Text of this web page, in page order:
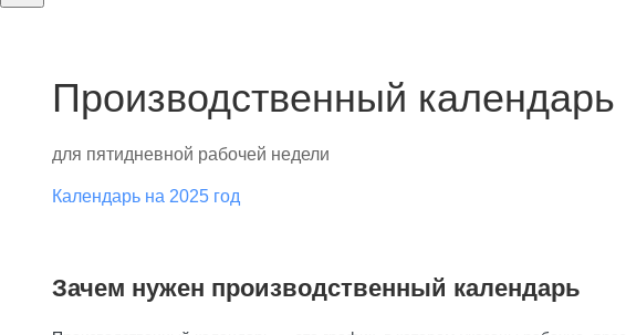
Производственный календарь
для пятидневной рабочей недели
Календарь на 2025 год
Зачем нужен производственный календарь